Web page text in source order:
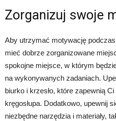
Zorganizuj swoje
Aby utrzymać motywację
mieć dobrze zorganizowane
spokojne miejsce, w którym
na wykonywanych zadaniach.
biurko i krzesło, które zapewnią
kręgosłupa. Dodatkowo, upewnij
niezbędne narzędzia i materiały,